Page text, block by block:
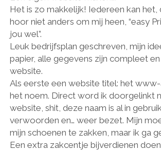
a
m
n
e
Het is zo makkelijk! Iedereen kan het,
hoor niet anders om mij heen, “easy
jou wel”.
Leuk bedrijfsplan geschreven, mijn
papier, alle gegevens zijn compleet
website.
Als eerste een website titel: het
het noem. Direct word ik doorgelinkt
website, shit, deze naam is al in
verwoorden en… weer bezet. Mijn
mijn schoenen te zakken, maar ik ga
Een extra zakcentje bijverdienen